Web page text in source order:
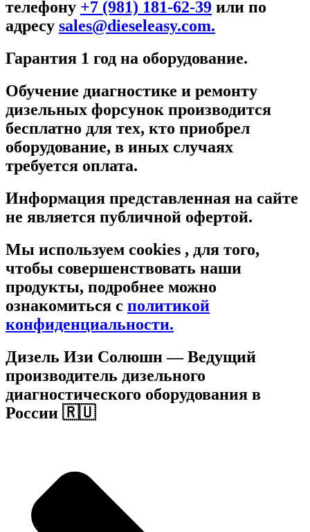
телефону +7 (981) 181-62-39 или по
адресу sales@dieseleasy.com.
Гарантия 1 год на оборудование.
Обучение диагностике и ремонту
дизельных форсунок производится
бесплатно для тех, кто приобрел
оборудование, в иных случаях
требуется оплата.
Информация представленная на сайте
не является публичной офертой.
Мы используем cookies , для того,
чтобы совершенствовать наши
продукты, подробнее можно
ознакомиться c политикой
конфиденциальности.
Дизель Изи Солюшн— Ведущий
производитель дизельного
диагностического оборудования в
России 🇷🇺